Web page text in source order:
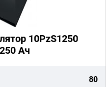
10PzS1250
Ач
80